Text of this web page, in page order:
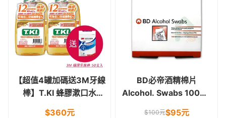
【超值4罐加碼送3M牙線
棒】T.KI 蜂膠漱口水
$360元
BD必帝酒精棉片
Alcohol. Swabs 100片/
$100元$95元